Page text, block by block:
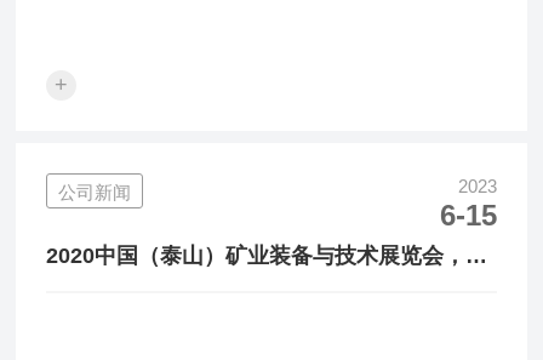
+
公司新闻 2023
6-15
2020中国（泰山）矿业装备与技术展览会，明